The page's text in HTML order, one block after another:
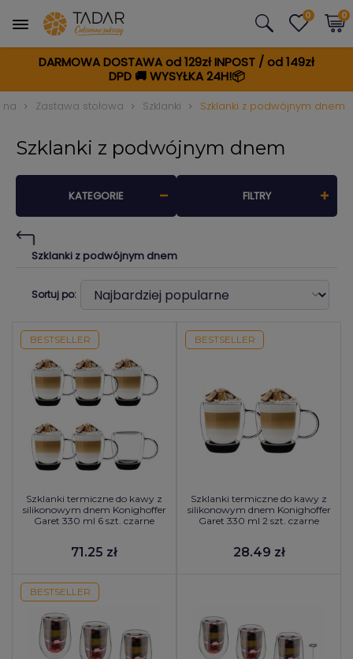
DARMOWA DOSTAWA od 129zł INPOST / od 149zł
DPD🚚WYSYŁKA 24H!📦
0 0
Zastawa stołowa Szklanki Szklanki z podwójnym dnem
Szklanki z podwójnym dnem
Szklanki z podwójnym dnem
KATEGORIE FILTRY
Sortuj po:
BESTSELLER
Szklanki termiczne do kawy z
silikonowym dnem Konighoffer
Garet 330 ml 6 szt. czarne
71.25 zł
BESTSELLER
Szklanki termiczne do kawy z
silikonowym dnem Konighoffer
Garet 330 ml 2 szt. czarne
28.49 zł
BESTSELLER